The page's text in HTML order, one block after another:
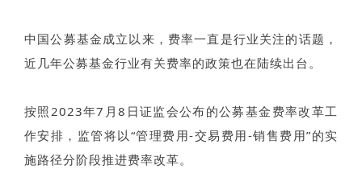
中国公募基金成立以来，费率一直是行业关注的话题，
近几年公募基金行业有关费率的政策也在陆续出台。
按照2023年7月8日证监会公布的公募基金费率改革工
作安排，监管将以“管理费用-交易费用-销售费用”的实
施路径分阶段推进费率改革。